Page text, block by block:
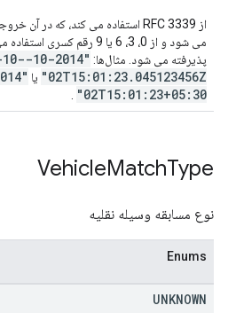
پذیرفته می شود. مثال‌ها: "2014-10-02T15:01:23Z"
10-
02T15:01:23.045123456Z"
یا
02T15:01:23+05:30"
VehicleMatchType
نوع مسابقه وسیله نقلیه
Enums
UNKNOWN